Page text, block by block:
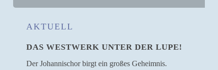
Westwerk
Lupe!
AKTUELL
DAS WESTWERK UNTER DER LUPE!
Der Johannischor birgt ein großes Geheimnis.